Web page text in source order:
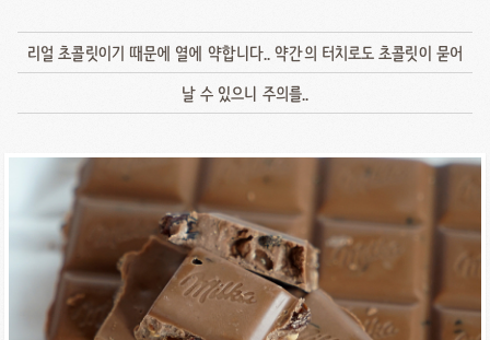
리얼 초콜릿이기 때문에 열에 약합니다.. 약간의 터치로도 초콜릿이 묻어
날 수 있으니 주의를..